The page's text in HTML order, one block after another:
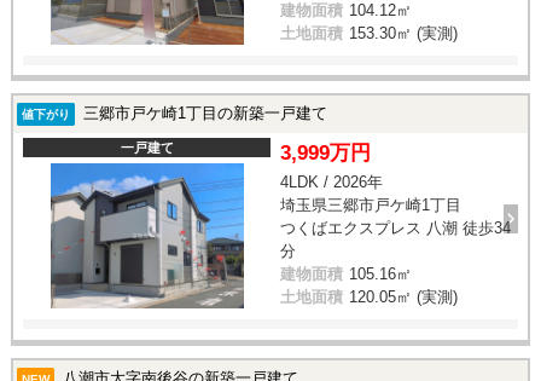
建物面積 104.12㎡
土地面積 153.30㎡ (実測)
値下がり 三郷市戸ケ崎1丁目の新築一戸建て
一戸建て 3,999万円
4LDK / 2026年
埼玉県三郷市戸ケ崎1丁目
つくばエクスプレス 八潮 徒歩34
分
建物面積 105.16㎡
土地面積 120.05㎡ (実測)